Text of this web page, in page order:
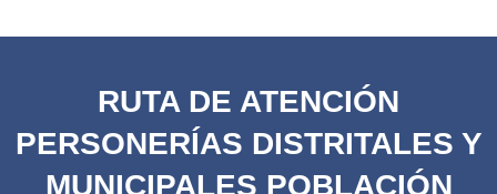
RUTA DE ATENCIÓN
PERSONERÍAS DISTRITALES Y
MUNICIPALES POBLACIÓN